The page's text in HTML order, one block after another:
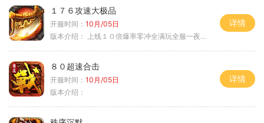
１７６攻速大极品
开服时间： 10月/05日
版本介绍：
上线１０倍爆率零冲全满玩全服一夜终极
详情
８０超速合击
开服时间： 10月/05日
版本介绍：
详情